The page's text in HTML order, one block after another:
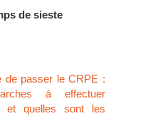
de sieste
de passer le CRPE :
à effectuer
et quelles sont les